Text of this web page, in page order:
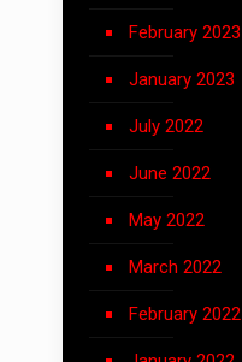
February 2023
January 2023
July 2022
June 2022
May 2022
March 2022
February 2022